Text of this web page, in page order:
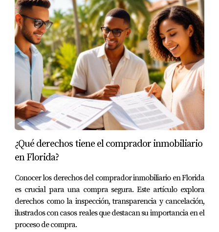
contrato vigente es por dos años con familia establecida
que valora la privacidad y seguridad del vecindario
cerrado.
Invertir con conocimiento es clave; revisa siempre
los números detalladamente antes de tomar
decisiones importantes.
Riesgos comunes y errores a evitar
Aunque invertir en propiedades en Doral Florida ofrece
grandes oportunidades, hay varios riesgos que pueden
consideran adecuadamente:
Cuotas HOA elevadas:Pueden erosionar ganancias
si no se incorporan correctamente al cálculo
financiero.
¿Qué derechos tiene el comprador inmobiliario
en Florida?
Conocer los derechos del comprador inmobiliario en Florida
es crucial para una compra segura. Este artículo explora
derechos como la inspección, transparencia y cancelación,
ilustrados con casos reales que destacan su importancia en el
proceso de compra.